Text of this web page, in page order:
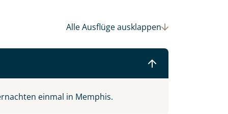
Alle Ausflügeausklappen
einmal in Memphis.
Wunschtermine für die Reise
gestalten wir Ihre